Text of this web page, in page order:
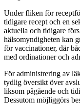
Under fliken för
tidigare recept och en
aktuella och tidigare
hälsomyndigheten kan
för vaccinationer, där
med ordinationer och
För administrering av
tydlig översikt över
liksom pågående och
Dessutom möjliggörs